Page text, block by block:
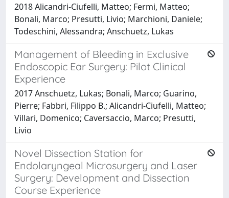
2018 Alicandri-Ciufelli, Matteo; Fermi, Matteo;
Bonali, Marco; Presutti, Livio; Marchioni, Daniele;
Todeschini, Alessandra; Anschuetz, Lukas
Management of Bleeding in Exclusive
Endoscopic Ear Surgery: Pilot Clinical
Experience
2017 Anschuetz, Lukas; Bonali, Marco; Guarino,
Pierre; Fabbri, Filippo B.; Alicandri-Ciufelli, Matteo;
Villari, Domenico; Caversaccio, Marco; Presutti,
Livio
Novel Dissection Station for
Endolaryngeal Microsurgery and Laser
Surgery: Development and Dissection
Course Experience